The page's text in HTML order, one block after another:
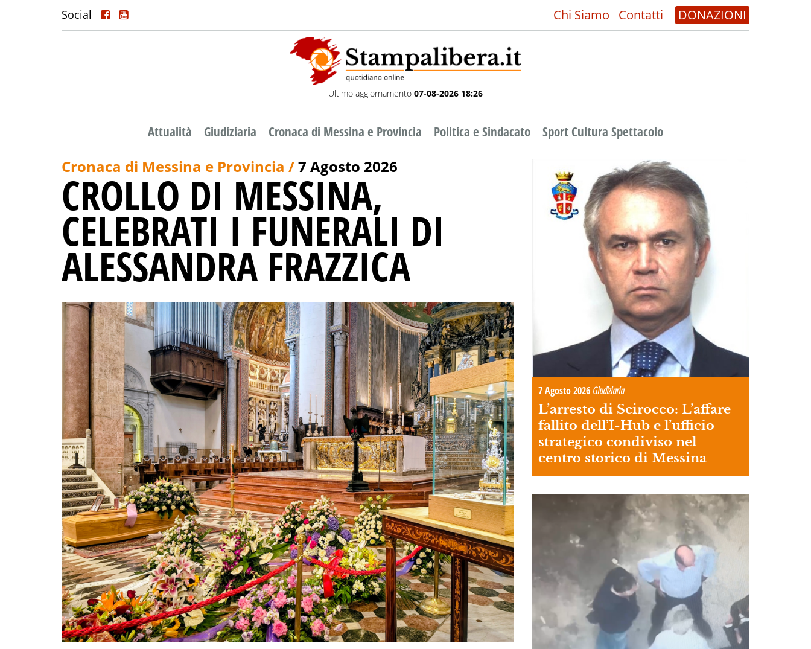
Social Chi Siamo Contatti DONAZIONI
Ultimo aggiornamento 07-08-2026 18:26
Attualità Giudiziaria Cronaca di Messina e Provincia Politica e Sindacato Sport Cultura Spettacolo
Cronaca di Messina e Provincia /7 Agosto 2026
CROLLO DI MESSINA,
CELEBRATI I FUNERALI DI
ALESSANDRA FRAZZICA
7 Agosto 2026 Giudiziaria
L’arresto di Scirocco: L’affare
fallito dell’I-Hub e l’ufficio
strategico condiviso nel
centro storico di Messina